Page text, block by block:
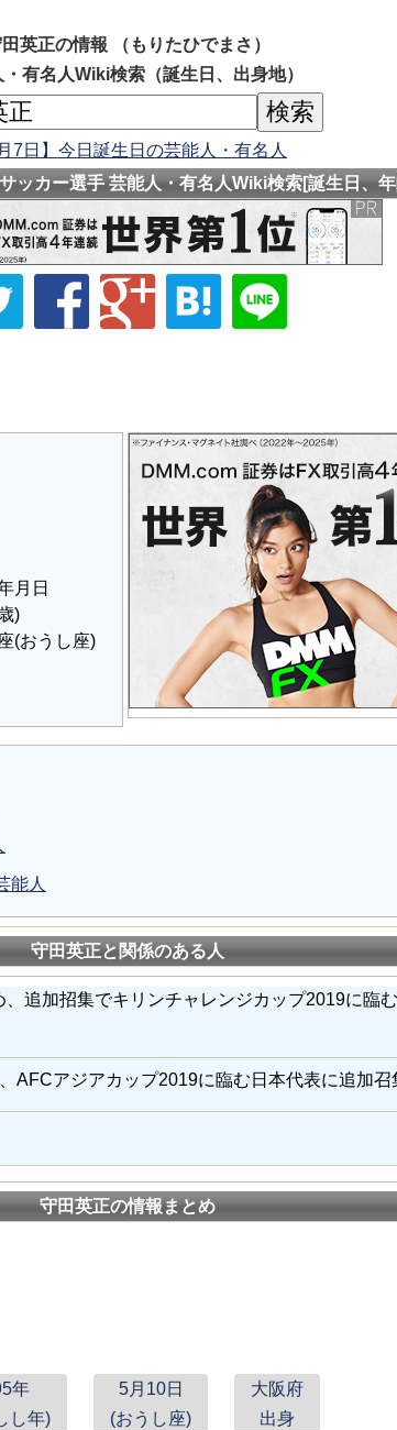
英正の情報 （もりたひでまさ）
有名人Wiki検索（誕生日、出身地）
月7日】今日誕生日の芸能人・有名人
ッカー選手 芸能人・有名人Wiki検索[誕生日、
月日
)
(おうし座)
能人
守田英正と関係のある人
、追加招集でキリンチャレンジカップ2019に臨
AFCアジアカップ2019に臨む日本代表に追加召
守田英正の情報まとめ
年
し年)
5月10日
(おうし座)
大阪府
出身